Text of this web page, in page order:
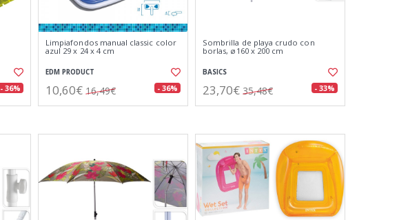
- 36%
Limpiafondos manual classic color
azul 29 x 24 x 4 cm
EDM PRODUCT
10,60€ 16,49€ - 36%
Sombrilla de playa crudo con
borlas, ø160 x 200 cm
BASICS
23,70€ 35,48€ - 33%